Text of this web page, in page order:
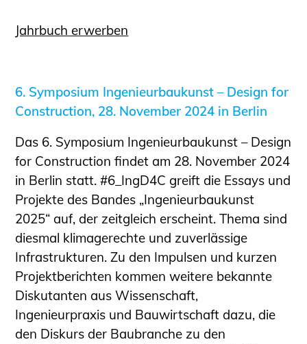
Jahrbuch erwerben
6. Symposium Ingenieurbaukunst – Design for
Construction, 28. November 2024 in Berlin
Das 6. Symposium Ingenieurbaukunst – Design
for Construction findet am 28. November 2024
in Berlin statt. #6_IngD4C greift die Essays und
Projekte des Bandes „Ingenieurbaukunst
2025“ auf, der zeitgleich erscheint. Thema sind
diesmal klimagerechte und zuverlässige
Infrastrukturen. Zu den Impulsen und kurzen
Projektberichten kommen weitere bekannte
Diskutanten aus Wissenschaft,
Ingenieurpraxis und Bauwirtschaft dazu, die
den Diskurs der Baubranche zu den